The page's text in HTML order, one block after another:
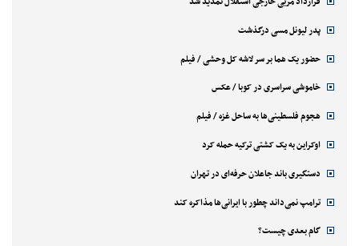
پدر لیونل مسی درگذشت
حضور یک هما بر سر لاشه‌ کل وحشی / فیلم
خاموشی سراسری در کوبا / عکس
هجوم فلسطینی‌ها به ساحل غزه / فیلم
اوکراین به یک کشتی ترکیه حمله کرد
دستگیری باند جاعلان حرفه‌ای در تهران
ترامپ نمی‌داند چطور با ایرانی‌ها مذاکره کند
گام بعدی چیست؟